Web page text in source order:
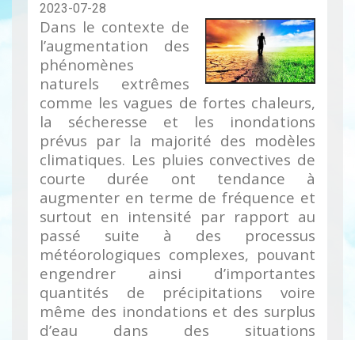
2023-07-28
Dans le contexte de
l’augmentation des
phénomènes
naturels extrêmes
comme les vagues de fortes chaleurs,
la sécheresse et les inondations
prévus par la majorité des modèles
climatiques. Les pluies convectives de
courte durée ont tendance à
augmenter en terme de fréquence et
surtout en intensité par rapport au
passé suite à des processus
météorologiques complexes, pouvant
engendrer ainsi d’importantes
quantités de précipitations voire
même des inondations et des surplus
d’eau dans des situations